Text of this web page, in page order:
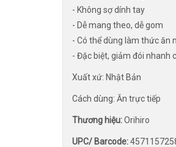
- Không sợ dính tay
- Dễ mang theo, dễ gom
- Có thể dùng làm thức ăn
- Đặc biệt, giảm đói nhanh
Xuất xứ: Nhật Bản
Cách dùng: Ăn trực tiếp
Thương hiệu:Orihiro
UPC/ Barcode: